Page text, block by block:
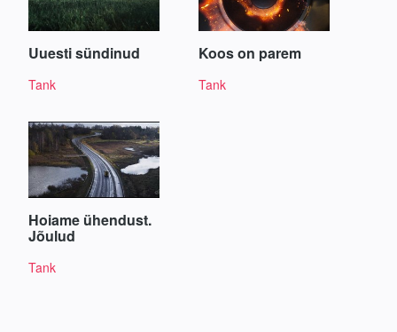
Uuesti sündinud
Tank
Koos on parem
Tank
Hoiame ühendust.
Jõulud
Tank